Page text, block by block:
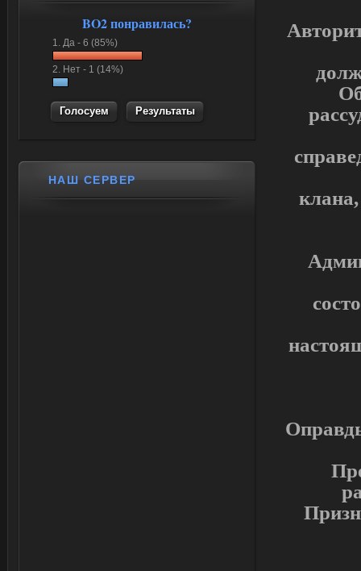
BO2 понравилась?
1. Да - 6 (85%)
2. Нет - 1 (14%)
Результаты
НАШ СЕРВЕР